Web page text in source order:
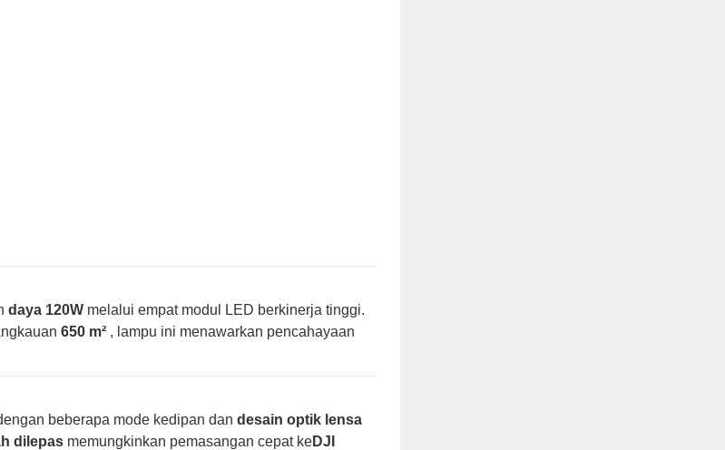
daya 120Wmelalui empat modul LED berkinerja tinggi.
650 m², lampu ini menawarkan pencahayaan
beberapa mode kedipan dan desain optik lensa
dilepasmemungkinkan pemasangan cepat keDJI